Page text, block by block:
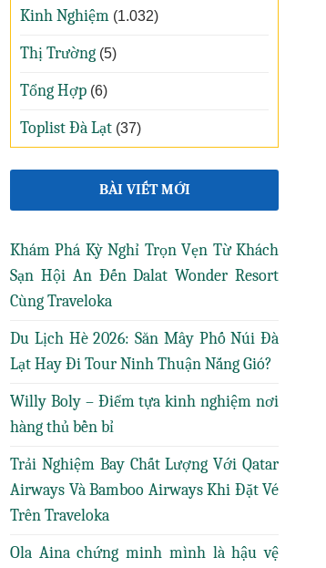
Kinh Nghiệm (1.032)
Thị Trường (5)
Tổng Hợp (6)
Toplist Đà Lạt (37)
BÀI VIẾT MỚI
Khám Phá Kỳ Nghỉ Trọn Vẹn Từ Khách
Sạn Hội An Đến Dalat Wonder Resort
Cùng Traveloka
Du Lịch Hè 2026: Săn Mây Phố Núi Đà
Lạt Hay Đi Tour Ninh Thuận Nắng Gió?
Willy Boly – Điểm tựa kinh nghiệm nơi
hàng thủ bền bỉ
Trải Nghiệm Bay Chất Lượng Với Qatar
Airways Và Bamboo Airways Khi Đặt Vé
Trên Traveloka
Ola Aina chứng minh mình là hậu vệ